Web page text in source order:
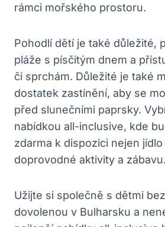
rámci mořského prostoru.
Pohodlí dětí je také důležité,
pláže s písčitým dnem a
či sprchám. Důležité je také
dostatek zastínění, aby se
před slunečními paprsky.
nabídkou all-inclusive, kde
zdarma k dispozici nejen
doprovodné aktivity a zábavu.
Užijte si společně s dětmi
dovolenou v Bulharsku a